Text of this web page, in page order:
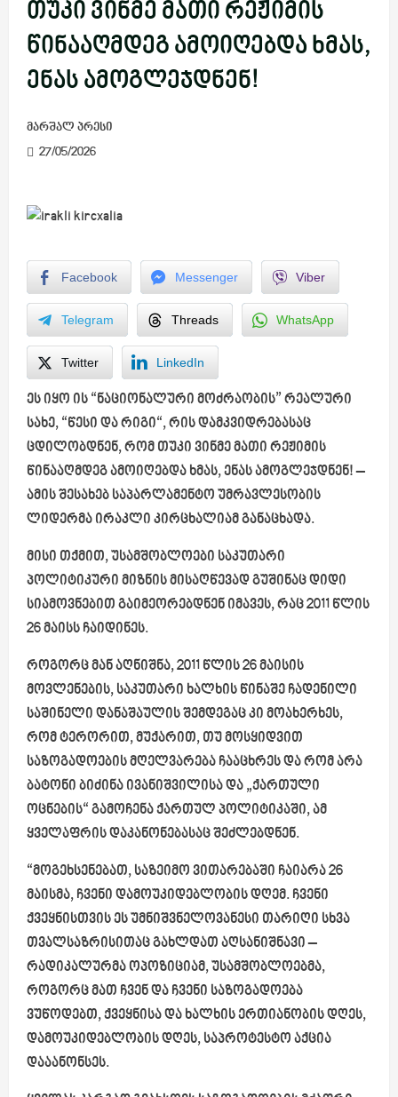
თუკი ვინმე მათი რეჟიმის
წინააღმდეგ ამოიღებდა ხმას,
ენას ამოგლეჯდნენ!
მარშალ პრესი
27/05/2026
Facebook Messenger Viber
Telegram Threads WhatsApp
Twitter LinkedIn
ეს იყო ის “ნაციონალური მოძრაობის” რეალური
სახე, “წესი და რიგი“, რის დამკვიდრებასაც
ცდილობდნენ, რომ თუკი ვინმე მათი რეჟიმის
წინააღმდეგ ამოიღებდა ხმას, ენას ამოგლეჯდნენ! –
ამის შესახებ საპარლამენტო უმრავლესობის
ლიდერმა ირაკლი კირცხალიამ განაცხადა.
მისი თქმით, უსამშობლოები საკუთარი
პოლიტიკური მიზნის მისაღწევად გუშინაც დიდი
სიამოვნებით გაიმეორებდნენ იმავეს, რაც 2011 წლის
26 მაისს ჩაიდინეს.
როგორც მან აღნიშნა, 2011 წლის 26 მაისის
მოვლენების, საკუთარი ხალხის წინაშე ჩადენილი
საშინელი დანაშაულის შემდეგაც კი მოახერხეს,
რომ ტერორით, მუქარით, თუ მოსყიდვით
საზოგადოების მღელვარება ჩააცხრეს და რომ არა
ბატონი ბიძინა ივანიშვილისა და „ქართული
ოცნების“ გამოჩენა ქართულ პოლიტიკაში, ამ
ყველაფრის დაკანონებასაც შეძლებდნენ.
“მოგეხსენებათ, საზეიმო ვითარებაში ჩაიარა 26
მაისმა, ჩვენი დამოუკიდებლობის დღემ. ჩვენი
ქვეყნისთვის ეს უმნიშვნელოვანესი თარიღი სხვა
თვალსაზრისითაც გახლდათ აღსანიშნავი –
რადიკალურმა ოპოზიციამ, უსამშობლოებმა,
როგორც მათ ჩვენ და ჩვენი საზოგადოება
ვუწოდებთ, ქვეყნისა და ხალხის ერთიანობის დღეს,
დამოუკიდებლობის დღეს, საპროტესტო აქცია
დააანონსეს.